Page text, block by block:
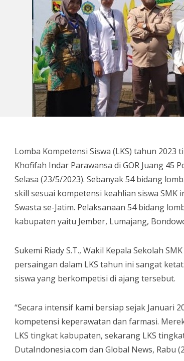
Lomba Kompetensi Siswa (LKS) tahun
Khofifah Indar Parawansa di GOR Juang 45
Selasa (23/5/2023). Sebanyak 54 bidang
skill sesuai kompetensi keahlian siswa SMK
Swasta se-Jatim. Pelaksanaan 54 bidang
kabupaten yaitu Jember, Lumajang,
Sukemi Riady S.T., Wakil Kepala Sekolah
persaingan dalam LKS tahun ini sangat
siswa yang berkompetisi di ajang tersebut.
“Secara intensif kami bersiap sejak Januari
kompetensi keperawatan dan farmasi.
LKS tingkat kabupaten, sekarang LKS
DutaIndonesia.com dan Global News, Rabu